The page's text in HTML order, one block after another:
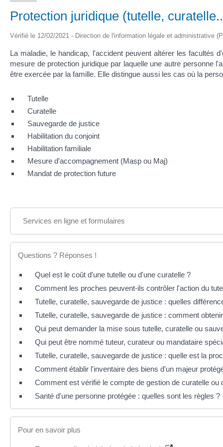
Protection juridique (tutelle,
Vérifié le 12/02/2021 - Direction de l'information légale et administrative
La maladie, le handicap, l'accident peuvent altérer les facultés
mesure de protection juridique par laquelle une autre personne
être exercée par la famille. Elle distingue aussi les cas où la
Tutelle
Curatelle
Sauvegarde de justice
Habilitation du conjoint
Habilitation familiale
Mesure d'accompagnement (Masp ou Maj)
Mandat de protection future
Services en ligne et formulaires
Questions ? Réponses !
Quel est le coût d'une tutelle ou d'une curatelle ?
Comment les proches peuvent-ils contrôler l'action du
Tutelle, curatelle, sauvegarde de justice : quelles
Tutelle, curatelle, sauvegarde de justice : comment
Qui peut demander la mise sous tutelle, curatelle ou
Qui peut être nommé tuteur, curateur ou mandataire
Tutelle, curatelle, sauvegarde de justice : quelle est la
Comment établir l'inventaire des biens d'un majeur
Comment est vérifié le compte de gestion de curatelle ou
Santé d'une personne protégée : quelles sont les règles ?
Pour en savoir plus